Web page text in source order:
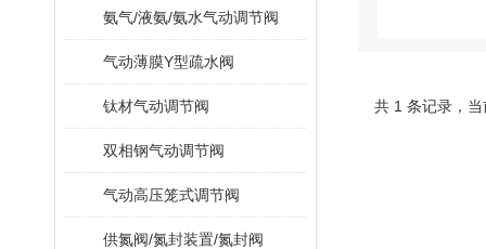
氨气/液氨/氨水气动调节阀
气动薄膜Y型疏水阀
钛材气动调节阀
双相钢气动调节阀
气动高压笼式调节阀
供氮阀/氮封装置/氮封阀
共 1 条记录，